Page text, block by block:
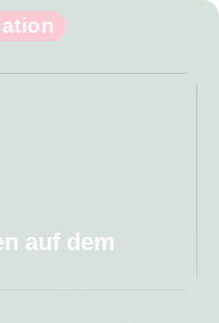
auf dem